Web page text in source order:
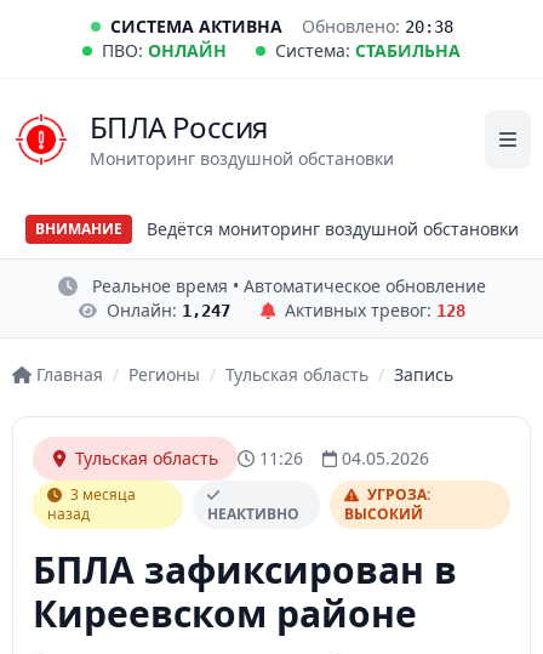
СИСТЕМА АКТИВНА Обновлено: 20:38
ПВО: ОНЛАЙН Система: СТАБИЛЬНА
БПЛА Россия
Мониторинг воздушной обстановки
ВНИМАНИЕ Ведётся мониторинг воздушной обстановки
Реальное время • Автоматическое обновление
Онлайн: 1,247 Активных тревог: 128
Главная / Регионы / Тульская область / Запись
Тульская область 11:26 04.05.2026
3 месяца
назад
НЕАКТИВНО
УГРОЗА:
ВЫСОКИЙ
БПЛА зафиксирован в
Киреевском районе